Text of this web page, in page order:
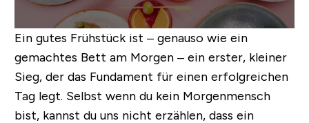
Ein gutes Frühstück ist – genauso wie ein
gemachtes Bett am Morgen – ein erster, kleiner
Sieg, der das Fundament für einen erfolgreichen
Tag legt. Selbst wenn du kein Morgenmensch
bist, kannst du uns nicht erzählen, dass ein